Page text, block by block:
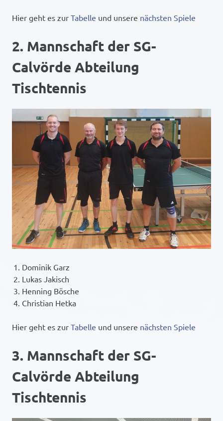
Hier geht es zur Tabelle und unsere nächsten Spiele
2. Mannschaft der SG-
Calvörde Abteilung
Tischtennis
Dominik Garz
Lukas Jakisch
Henning Bösche
Christian Hetka
Hier geht es zur Tabelle und unsere nächsten Spiele
3. Mannschaft der SG-
Calvörde Abteilung
Tischtennis